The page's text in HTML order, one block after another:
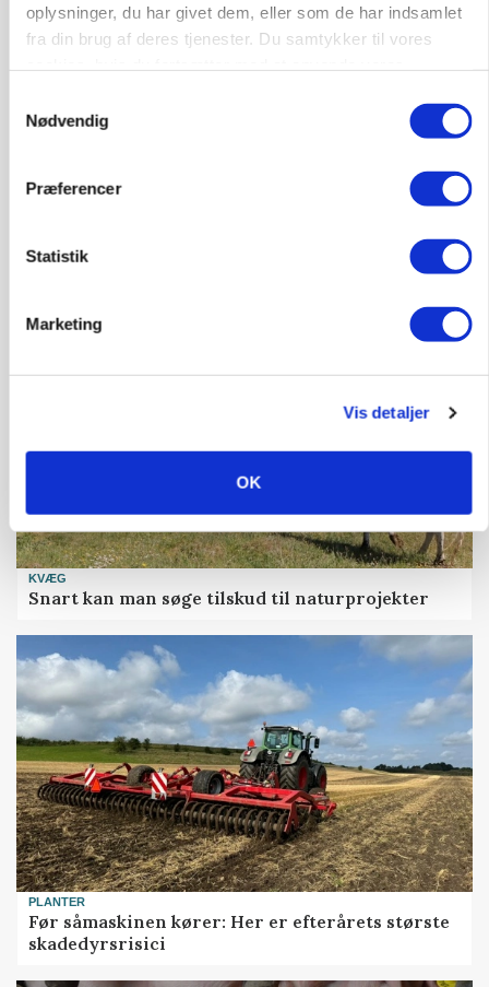
oplysninger, du har givet dem, eller som de har indsamlet
fra din brug af deres tjenester. Du samtykker til vores
Nødvendig
Præferencer
Statistik
Marketing
Vis detaljer
OK
»Nu stopper I«: Landbrugsdebattør og
protestgruppe vil demonstrere mod ny
Folketinget behandler ny gødskningslov: Sådan
kan den ændre din bedrift fra 2027
KVÆG
Snart kan man søge tilskud til naturprojekter
PLANTER
Før såmaskinen kører: Her er efterårets største
skadedyrsrisici